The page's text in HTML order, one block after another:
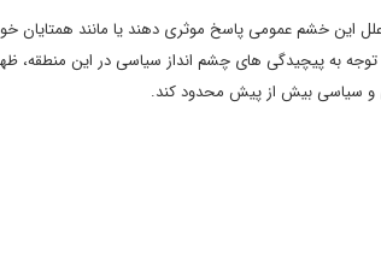
این خشم عمومی پاسخ موثری دهند یا مانند همتایان خود
به پیچیدگی های چشم انداز سیاسی در این منطقه،
و سیاسی بیش از پیش محدود کند.